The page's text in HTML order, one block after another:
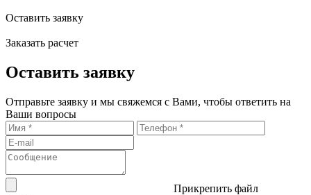
Оставить заявку
Заказать расчет
Оставить заявку
Отправьте заявку и мы свяжемся с Вами, чтобы ответить на
Ваши вопросы
Прикрепить файл